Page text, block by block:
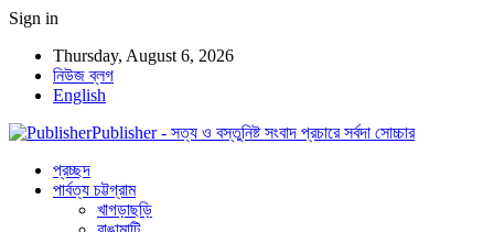
Sign in
Thursday, August 6, 2026
নিউজ ব্লগ
English
Publisher - সত্য ও বস্তুনিষ্ট সংবাদ প্রচারে সর্বদা সোচ্চার
প্রচ্ছদ
পার্বত্য চট্টগ্রাম
খাগড়াছড়ি